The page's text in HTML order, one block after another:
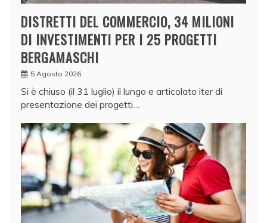
DISTRETTI DEL COMMERCIO, 34 MILIONI
DI INVESTIMENTI PER I 25 PROGETTI
BERGAMASCHI
5 Agosto 2026
Si è chiuso (il 31 luglio) il lungo e articolato iter di
presentazione dei progetti…